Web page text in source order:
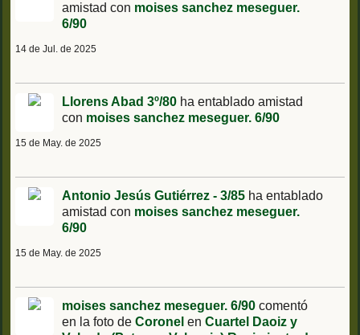
amistad con moises sanchez meseguer.
6/90
14 de Jul. de 2025
Llorens Abad 3º/80 ha entablado amistad
con moises sanchez meseguer. 6/90
15 de May. de 2025
Antonio Jesús Gutiérrez - 3/85 ha entablado
amistad con moises sanchez meseguer.
6/90
15 de May. de 2025
moises sanchez meseguer. 6/90 comentó
en la foto de Coronel en Cuartel Daoiz y